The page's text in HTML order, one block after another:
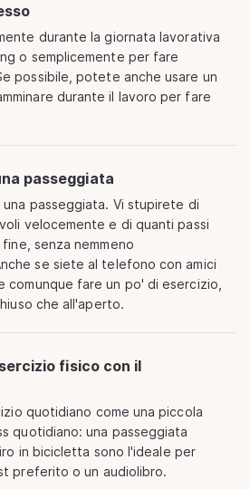
durante la giornata lavorativa
o semplicemente per fare
possibile, potete anche usare un
durante il lavoro per fare
passeggiata
passeggiata. Vi stupirete di
velocemente e di quanti passi
senza nemmeno
se siete al telefono con amici
fare un po' di esercizio,
che all'aperto.
fisico con il
quotidiano come una piccola
quotidiano: una passeggiata
in bicicletta sono l'ideale per
preferito o un audiolibro.